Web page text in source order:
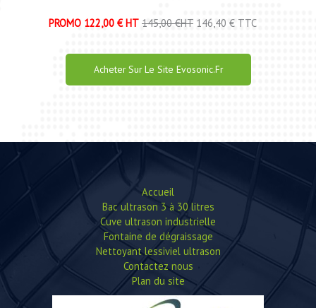
PROMO 122,00 € HT 145,00 €HT 146,40 € TTC
Acheter Sur Le Site Evosonic.fr
Accueil
Bac ultrason 3 à 30 litres
Cuve ultrason industrielle
Fontaine de dégraissage
Nettoyant lessiviel ultrason
Contactez nous
Plan du site